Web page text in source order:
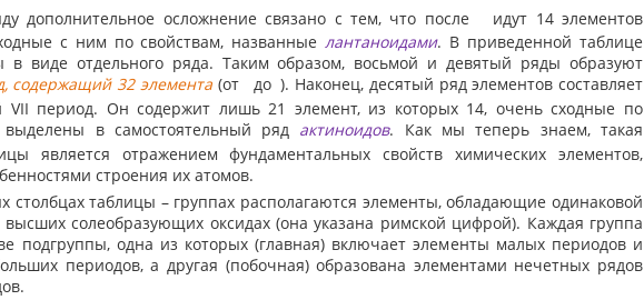
дополнительное осложнение связано с тем, что после
идут 14 элементов
с ним по свойствам, названныелантаноидами. В приведенной таблице
виде отдельного ряда. Таким образом, восьмой и девятый ряды образуют
содержащий 32 элемента (от до ). Наконец, десятый ряд элементов составляет
VII период. Он содержит лишь 21 элемент, из которых 14, очень сходные по
в самостоятельный ряд актиноидов. Как мы теперь знаем, такая
является отражением фундаментальных свойств химических элементов,
строения их атомов.
столбцах таблицы – группах располагаются элементы, обладающие одинаковой
высших солеобразующих оксидах (она указана римской цифрой). Каждая группа
подгруппы, одна из которых (главная) включает элементы малых периодов и
периодов, а другая (побочная) образована элементами нечетных рядов